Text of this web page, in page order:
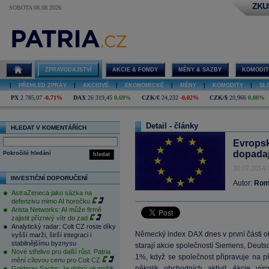
SOBOTA 08.08.2026
ZPRAVODAJSTVÍ AKCIE & FONDY MĚNY & SAZBY
PŘEHLED ZPRÁV AKCIOVÉ EKONOMICKÉ MĚNY KOMODITY
PX 2 785,07 -0,71% DAX 26 319,45 0,69% CZK/€ 24,232 -0,02% CZK/$ 20,966 0,00%
HLEDAT V KOMENTÁŘÍCH
hledat
Pokročilé hledání
INVESTIČNÍ DOPORUČENÍ
AstraZeneca jako sázka na
defenzivu mimo AI horečku
Arista Networks: AI může firmě
zajistit příznivý vítr do zad
Analytický radar: Colt CZ roste díky
vyšší marži, širší integraci i
stabilnějšímu byznysu
Nové střelivo pro další růst. Patria
mění cílovou cenu pro Colt CZ
Detail - články
30.07.2014
Autor:
Německý index DAX dnes v první části
starají akcie společností Siemens,
1%, když se společnost připravuje na